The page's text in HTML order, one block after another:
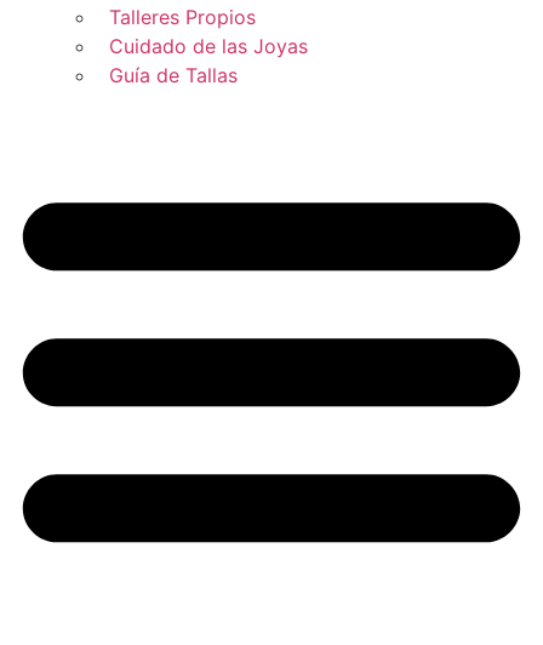
Talleres Propios
Cuidado de las Joyas
Guía de Tallas